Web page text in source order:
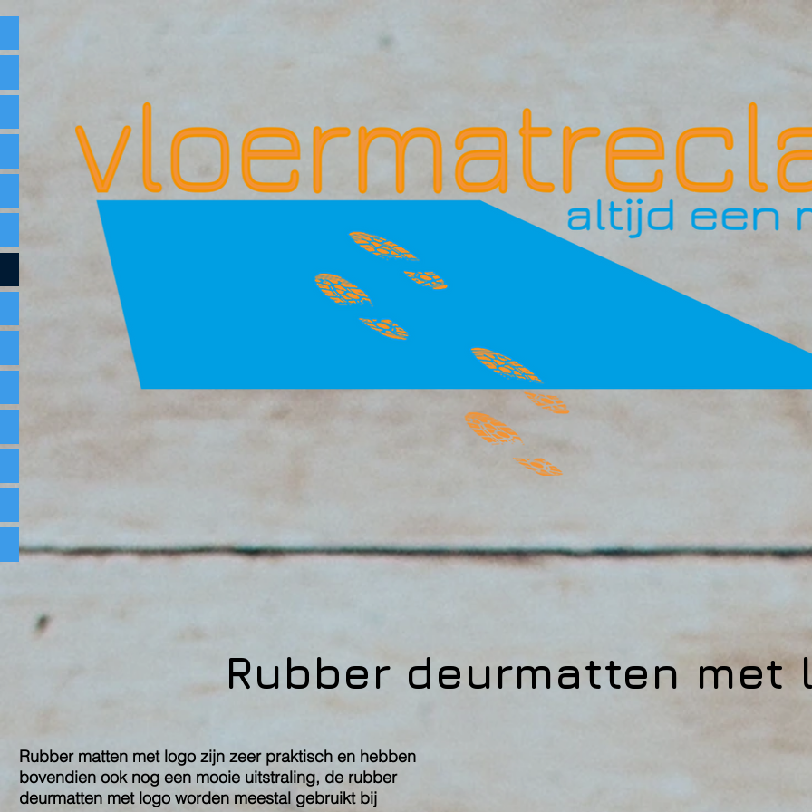
Rubber deurmatten met
Rubber matten met logo zijn zeer praktisch en hebben
bovendien ook nog een mooie uitstraling, de rubber
deurmatten met logo worden meestal gebruikt bij